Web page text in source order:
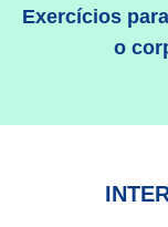
Exercícios
o